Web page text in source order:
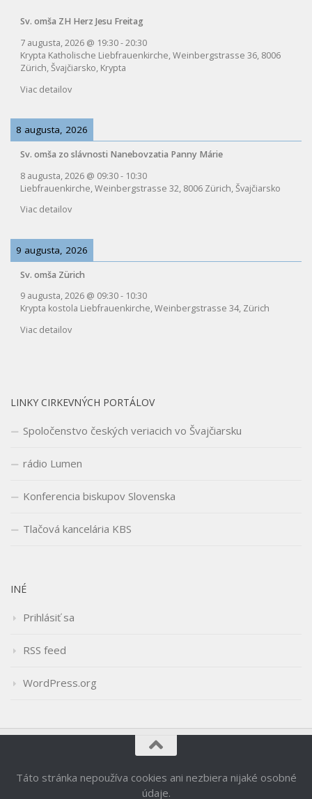
Sv. omša ZH Herz Jesu Freitag
7 augusta, 2026 @ 19:30-20:30
Krypta Katholische Liebfrauenkirche, Weinbergstrasse 36, 8006
Zürich, Švajčiarsko, Krypta
Viac detailov
8 augusta, 2026
Sv. omša zo slávnosti Nanebovzatia Panny Márie
8 augusta, 2026 @ 09:30- 10:30
Liebfrauenkirche, Weinbergstrasse 32, 8006 Zürich, Švajčiarsko
Viac detailov
9 augusta, 2026
Sv. omša Zürich
9 augusta, 2026 @ 09:30- 10:30
Krypta kostola Liebfrauenkirche, Weinbergstrasse 34, Zürich
Viac detailov
LINKY CIRKEVNÝCH PORTÁLOV
Spoločenstvo českých veriacich vo Švajčiarsku
rádio Lumen
Konferencia biskupov Slovenska
Tlačová kancelária KBS
INÉ
Prihlásiť sa
RSS feed
WordPress.org
Táto stránka nepoužíva cookies ani nezbiera nijaké osobné
údaje.